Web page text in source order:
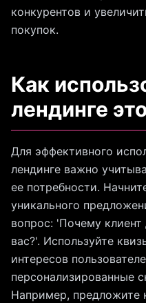
конкурентов и
покупок.
Как
лендинге
Для эффективного
лендинге важно
ее потребности.
уникального
вопрос: 'Почему
вас?'. Используйте
интересов
персонализированные
Например, предложите